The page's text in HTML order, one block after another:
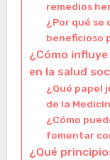
remedios
¿Por qué se
beneficioso
¿Cómo
en la salud
¿Qué papel
de la
¿Cómo
fomentar
¿Qué